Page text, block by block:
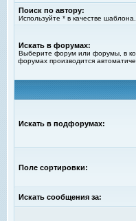
Поиск по автору:
Используйте * в качестве шаблона.
Искать в форумах:
Выберите форум или форумы, в
форумах производится
Искать в подфорумах:
Поле сортировки:
Искать сообщения за: